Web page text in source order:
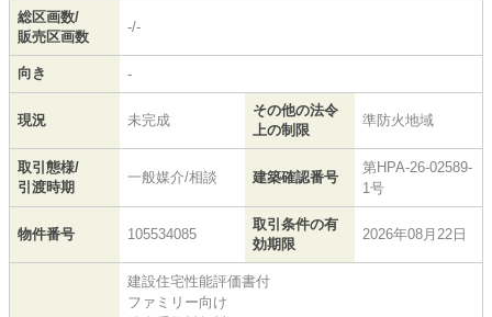
総区画数/
販売区画数
-/-
向き -
現況 未完成
その他の法令
上の制限
準防火地域
取引態様/
引渡時期
一般媒介/相談 建築確認番号
第HPA-26-02589-
1号
物件番号 105534085
取引条件の有
効期限
2026年08月22日
建設住宅性能評価書付
ファミリー向け